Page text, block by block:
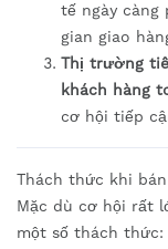
tế ngày càng
gian giao
Thị trường
khách hàng
cơ hội tiếp
Thách thức khi
Mặc dù cơ hội rất
một số thách thức: